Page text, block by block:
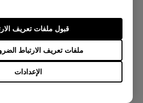
الإعدادات
ملفات تعريف الارتباط
قبول ملفات تعريف
حلول